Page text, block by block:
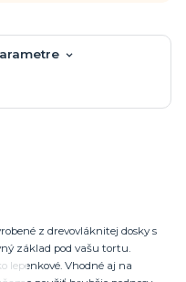
z drevovláknitej dosky s
základ pod vašu tortu.
lepenkové. Vhodné aj na